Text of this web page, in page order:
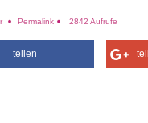
Permalink 2842 Aufrufe
teilen